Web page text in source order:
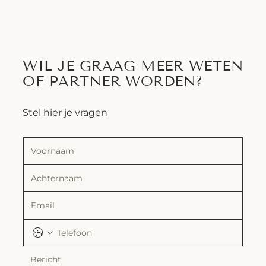
WIL JE GRAAG MEER WETEN
OF PARTNER WORDEN?
Stel hier je vragen